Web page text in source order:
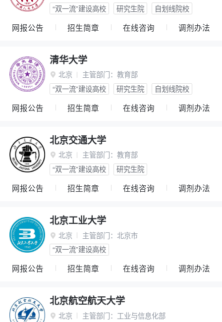
“双一流”建设高校
研究生院 自划线院校
网报公告 招生简章 在线咨询 调剂办法
清华大学
 北京 主管部门： 教育部
“双一流”建设高校
研究生院 自划线院校
网报公告 招生简章 在线咨询 调剂办法
北京交通大学
 北京 主管部门： 教育部
“双一流”建设高校
研究生院
网报公告 招生简章 在线咨询 调剂办法
北京工业大学
 北京 主管部门： 北京市
“双一流”建设高校
网报公告 招生简章 在线咨询 调剂办法
北京航空航天大学
 北京 主管部门： 工业与信息化部